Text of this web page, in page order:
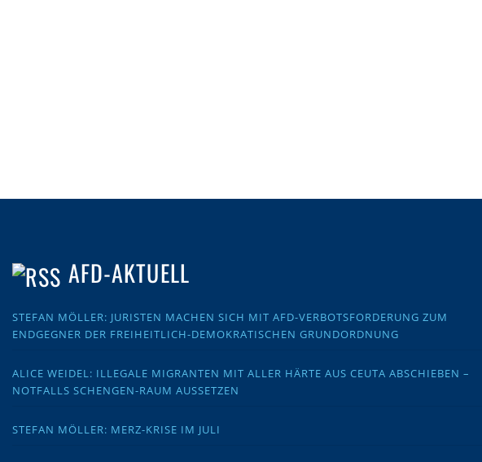
AFD-AKTUELL
STEFAN MÖLLER: JURISTEN MACHEN SICH MIT AFD-VERBOTSFORDERUNG ZUM
ENDGEGNER DER FREIHEITLICH-DEMOKRATISCHEN GRUNDORDNUNG
ALICE WEIDEL: ILLEGALE MIGRANTEN MIT ALLER HÄRTE AUS CEUTA ABSCHIEBEN –
NOTFALLS SCHENGEN-RAUM AUSSETZEN
STEFAN MÖLLER: MERZ-KRISE IM JULI